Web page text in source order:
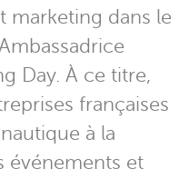
marketing dans le
Day. À ce titre,
françaises
à la
événements et